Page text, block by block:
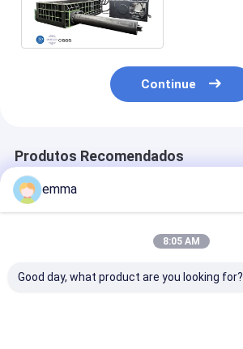
Continue
Produtos Recomendados
emma
8:05 AM
Good day, what product are you looking for?